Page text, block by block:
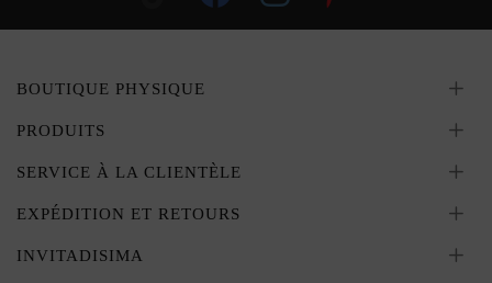
BOUTIQUE PHYSIQUE
PRODUITS
SERVICE À LA CLIENTÈLE
EXPÉDITION ET RETOURS
INVITADISIMA